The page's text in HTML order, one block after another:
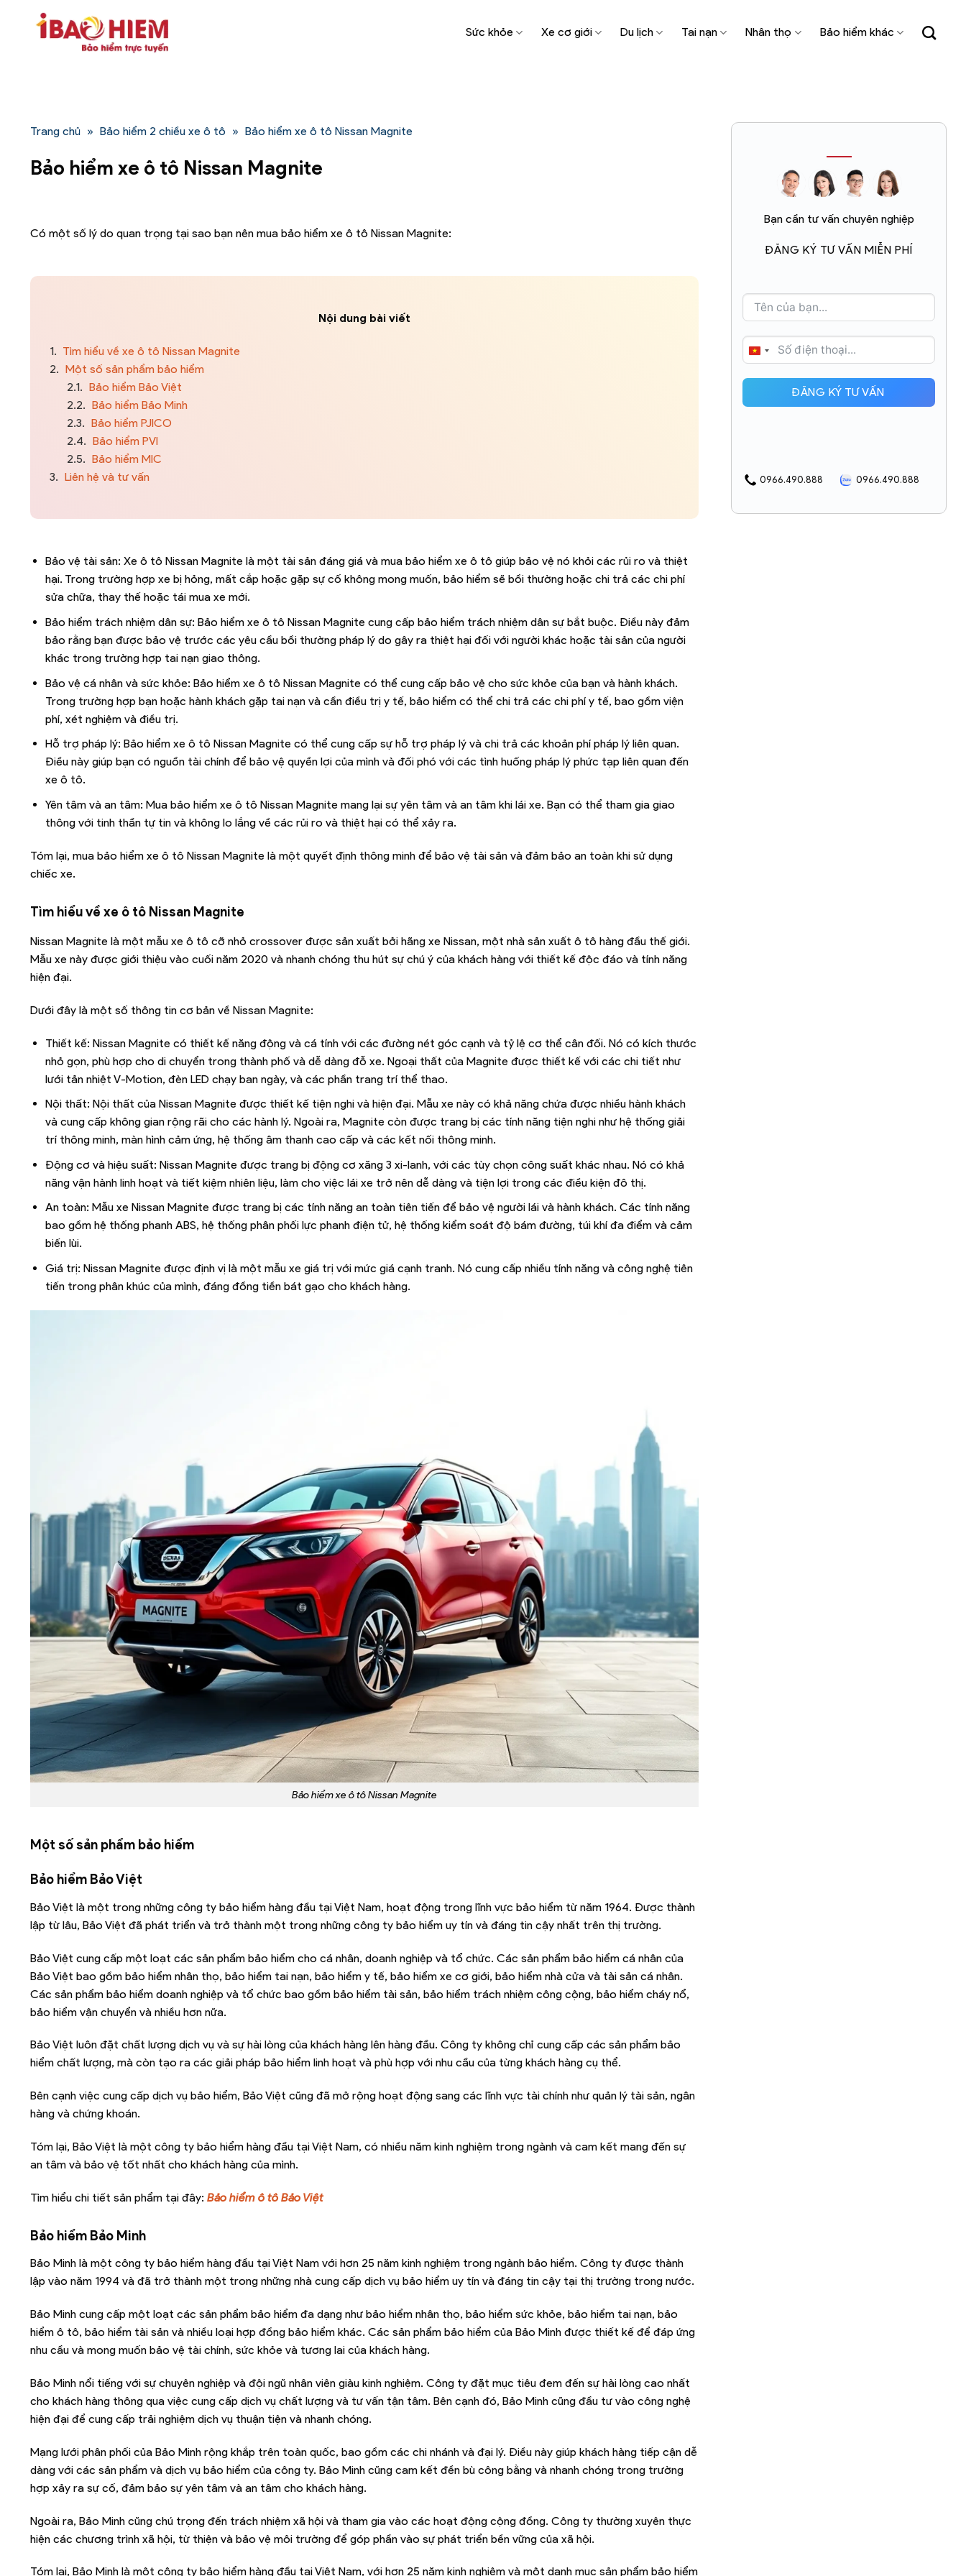
Sức khỏe Xe cơ giới Du lịch Tai nạn Nhân thọ Bảo hiểm khác
Trang chủ » Bảo hiểm 2 chiều xe ô tô » Bảo hiểm xe ô tô Nissan Magnite
Bảo hiểm xe ô tô Nissan Magnite
Có một số lý do quan trọng tại sao bạn nên mua bảo hiểm xe ô tô Nissan Magnite:
Nội dung bài viết
1. Tìm hiểu về xe ô tô Nissan Magnite
2. Một số sản phẩm bảo hiểm
2.1. Bảo hiểm Bảo Việt
2.2. Bảo hiểm Bảo Minh
2.3. Bảo hiểm PJICO
2.4. Bảo hiểm PVI
2.5. Bảo hiểm MIC
3. Liên hệ và tư vấn
Bảo vệ tài sản: Xe ô tô Nissan Magnite là một tài sản đáng giá và mua bảo hiểm xe ô tô giúp bảo vệ nó khỏi các rủi ro và thiệt
hại. Trong trường hợp xe bị hỏng, mất cắp hoặc gặp sự cố không mong muốn, bảo hiểm sẽ bồi thường hoặc chi trả các chi phí
sửa chữa, thay thế hoặc tái mua xe mới.
Bảo hiểm trách nhiệm dân sự: Bảo hiểm xe ô tô Nissan Magnite cung cấp bảo hiểm trách nhiệm dân sự bắt buộc. Điều này đảm
bảo rằng bạn được bảo vệ trước các yêu cầu bồi thường pháp lý do gây ra thiệt hại đối với người khác hoặc tài sản của người
khác trong trường hợp tai nạn giao thông.
Bảo vệ cá nhân và sức khỏe: Bảo hiểm xe ô tô Nissan Magnite có thể cung cấp bảo vệ cho sức khỏe của bạn và hành khách.
Trong trường hợp bạn hoặc hành khách gặp tai nạn và cần điều trị y tế, bảo hiểm có thể chi trả các chi phí y tế, bao gồm viện
phí, xét nghiệm và điều trị.
Hỗ trợ pháp lý: Bảo hiểm xe ô tô Nissan Magnite có thể cung cấp sự hỗ trợ pháp lý và chi trả các khoản phí pháp lý liên quan.
Điều này giúp bạn có nguồn tài chính để bảo vệ quyền lợi của mình và đối phó với các tình huống pháp lý phức tạp liên quan đến
xe ô tô.
Yên tâm và an tâm: Mua bảo hiểm xe ô tô Nissan Magnite mang lại sự yên tâm và an tâm khi lái xe. Bạn có thể tham gia giao
thông với tinh thần tự tin và không lo lắng về các rủi ro và thiệt hại có thể xảy ra.
Tóm lại, mua bảo hiểm xe ô tô Nissan Magnite là một quyết định thông minh để bảo vệ tài sản và đảm bảo an toàn khi sử dụng
chiếc xe.
Tìm hiểu về xe ô tô Nissan Magnite
Nissan Magnite là một mẫu xe ô tô cỡ nhỏ crossover được sản xuất bởi hãng xe Nissan, một nhà sản xuất ô tô hàng đầu thế giới.
Mẫu xe này được giới thiệu vào cuối năm 2020 và nhanh chóng thu hút sự chú ý của khách hàng với thiết kế độc đáo và tính năng
hiện đại.
Dưới đây là một số thông tin cơ bản về Nissan Magnite:
Thiết kế: Nissan Magnite có thiết kế năng động và cá tính với các đường nét góc cạnh và tỷ lệ cơ thể cân đối. Nó có kích thước
nhỏ gọn, phù hợp cho di chuyển trong thành phố và dễ dàng đỗ xe. Ngoại thất của Magnite được thiết kế với các chi tiết như
lưới tản nhiệt V-Motion, đèn LED chạy ban ngày, và các phần trang trí thể thao.
Nội thất: Nội thất của Nissan Magnite được thiết kế tiện nghi và hiện đại. Mẫu xe này có khả năng chứa được nhiều hành khách
và cung cấp không gian rộng rãi cho các hành lý. Ngoài ra, Magnite còn được trang bị các tính năng tiện nghi như hệ thống giải
trí thông minh, màn hình cảm ứng, hệ thống âm thanh cao cấp và các kết nối thông minh.
Động cơ và hiệu suất: Nissan Magnite được trang bị động cơ xăng 3 xi-lanh, với các tùy chọn công suất khác nhau. Nó có khả
năng vận hành linh hoạt và tiết kiệm nhiên liệu, làm cho việc lái xe trở nên dễ dàng và tiện lợi trong các điều kiện đô thị.
An toàn: Mẫu xe Nissan Magnite được trang bị các tính năng an toàn tiên tiến để bảo vệ người lái và hành khách. Các tính năng
bao gồm hệ thống phanh ABS, hệ thống phân phối lực phanh điện tử, hệ thống kiểm soát độ bám đường, túi khí đa điểm và cảm
biến lùi.
Giá trị: Nissan Magnite được định vị là một mẫu xe giá trị với mức giá cạnh tranh. Nó cung cấp nhiều tính năng và công nghệ tiên
tiến trong phân khúc của mình, đáng đồng tiền bát gạo cho khách hàng.
Bảo hiểm xe ô tô Nissan Magnite
Một số sản phẩm bảo hiểm
Bảo hiểm Bảo Việt
Bảo Việt là một trong những công ty bảo hiểm hàng đầu tại Việt Nam, hoạt động trong lĩnh vực bảo hiểm từ năm 1964. Được thành
lập từ lâu, Bảo Việt đã phát triển và trở thành một trong những công ty bảo hiểm uy tín và đáng tin cậy nhất trên thị trường.
Bảo Việt cung cấp một loạt các sản phẩm bảo hiểm cho cá nhân, doanh nghiệp và tổ chức. Các sản phẩm bảo hiểm cá nhân của
Bảo Việt bao gồm bảo hiểm nhân thọ, bảo hiểm tai nạn, bảo hiểm y tế, bảo hiểm xe cơ giới, bảo hiểm nhà cửa và tài sản cá nhân.
Các sản phẩm bảo hiểm doanh nghiệp và tổ chức bao gồm bảo hiểm tài sản, bảo hiểm trách nhiệm công cộng, bảo hiểm cháy nổ,
bảo hiểm vận chuyển và nhiều hơn nữa.
Bảo Việt luôn đặt chất lượng dịch vụ và sự hài lòng của khách hàng lên hàng đầu. Công ty không chỉ cung cấp các sản phẩm bảo
hiểm chất lượng, mà còn tạo ra các giải pháp bảo hiểm linh hoạt và phù hợp với nhu cầu của từng khách hàng cụ thể.
Bên cạnh việc cung cấp dịch vụ bảo hiểm, Bảo Việt cũng đã mở rộng hoạt động sang các lĩnh vực tài chính như quản lý tài sản, ngân
hàng và chứng khoán.
Tóm lại, Bảo Việt là một công ty bảo hiểm hàng đầu tại Việt Nam, có nhiều năm kinh nghiệm trong ngành và cam kết mang đến sự
an tâm và bảo vệ tốt nhất cho khách hàng của mình.
Tìm hiểu chi tiết sản phẩm tại đây: Bảo hiểm ô tô Bảo Việt
Bảo hiểm Bảo Minh
Bảo Minh là một công ty bảo hiểm hàng đầu tại Việt Nam với hơn 25 năm kinh nghiệm trong ngành bảo hiểm. Công ty được thành
lập vào năm 1994 và đã trở thành một trong những nhà cung cấp dịch vụ bảo hiểm uy tín và đáng tin cậy tại thị trường trong nước.
Bảo Minh cung cấp một loạt các sản phẩm bảo hiểm đa dạng như bảo hiểm nhân thọ, bảo hiểm sức khỏe, bảo hiểm tai nạn, bảo
hiểm ô tô, bảo hiểm tài sản và nhiều loại hợp đồng bảo hiểm khác. Các sản phẩm bảo hiểm của Bảo Minh được thiết kế để đáp ứng
nhu cầu và mong muốn bảo vệ tài chính, sức khỏe và tương lai của khách hàng.
Bảo Minh nổi tiếng với sự chuyên nghiệp và đội ngũ nhân viên giàu kinh nghiệm. Công ty đặt mục tiêu đem đến sự hài lòng cao nhất
cho khách hàng thông qua việc cung cấp dịch vụ chất lượng và tư vấn tận tâm. Bên cạnh đó, Bảo Minh cũng đầu tư vào công nghệ
hiện đại để cung cấp trải nghiệm dịch vụ thuận tiện và nhanh chóng.
Mạng lưới phân phối của Bảo Minh rộng khắp trên toàn quốc, bao gồm các chi nhánh và đại lý. Điều này giúp khách hàng tiếp cận dễ
dàng với các sản phẩm và dịch vụ bảo hiểm của công ty. Bảo Minh cũng cam kết đền bù công bằng và nhanh chóng trong trường
hợp xảy ra sự cố, đảm bảo sự yên tâm và an tâm cho khách hàng.
Ngoài ra, Bảo Minh cũng chú trọng đến trách nhiệm xã hội và tham gia vào các hoạt động cộng đồng. Công ty thường xuyên thực
hiện các chương trình xã hội, từ thiện và bảo vệ môi trường để góp phần vào sự phát triển bền vững của xã hội.
Tóm lại, Bảo Minh là một công ty bảo hiểm hàng đầu tại Việt Nam, với hơn 25 năm kinh nghiệm và một danh mục sản phẩm bảo hiểm
Bạn cần tư vấn chuyên nghiệp
ĐĂNG KÝ TƯ VẤN MIỄN PHÍ
VIETNAM
ĐĂNG KÝ TƯ VẤN
0966.490.888 0966.490.888